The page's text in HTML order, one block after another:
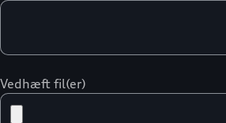
Vedhæft fil(er)